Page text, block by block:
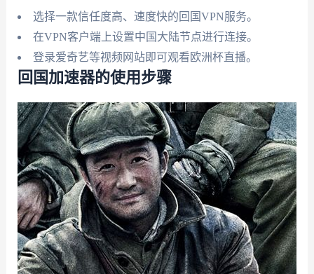
选择一款信任度高、速度快的回国VPN服务。
在VPN客户端上设置中国大陆节点进行连接。
登录爱奇艺等视频网站即可观看欧洲杯直播。
回国加速器的使用步骤